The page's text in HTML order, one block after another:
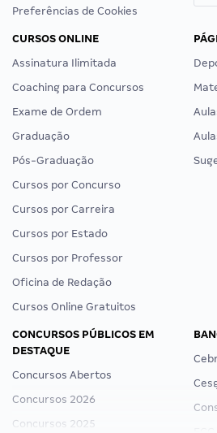
Preferências de Cookies
CURSOS ONLINE
Assinatura Ilimitada
Coaching para Concursos
Exame de Ordem
Graduação
Pós-Graduação
Cursos por Concurso
Cursos por Carreira
Cursos por Estado
Cursos por Professor
Oficina de Redação
Cursos Online Gratuitos
CONCURSOS PÚBLICOS EM
DESTAQUE
Concursos Abertos
Concursos 2026
Concursos 2025